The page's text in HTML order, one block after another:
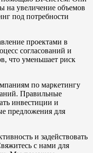
на увеличение объемов
под потребности
проектами в
согласований и
что уменьшает риск
по маркетингу
Правильные
инвестиции и
предложения для
и задействовать
с нами для